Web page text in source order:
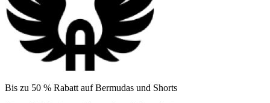
Bis zu 50 % Rabatt auf Bermudas und Shorts